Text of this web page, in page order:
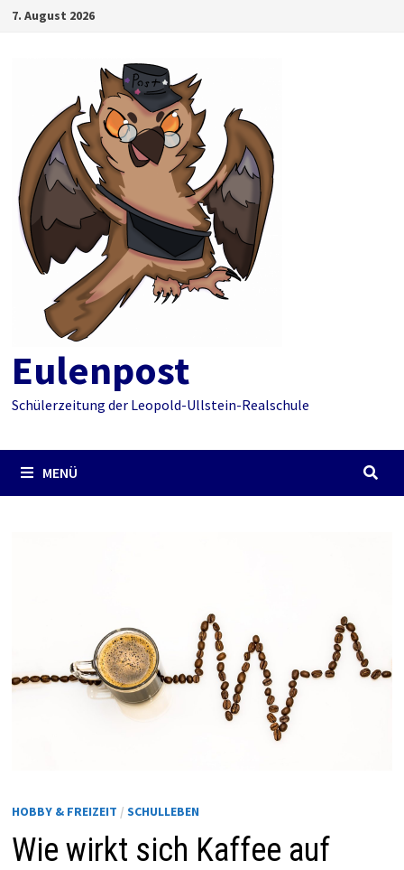
Zum7. August 2026
Eulenpost
Schülerzeitung der Leopold-Ullstein-Realschule
MENÜ
HOBBY & FREIZEIT / SCHULLEBEN
Wie wirkt sich Kaffee auf